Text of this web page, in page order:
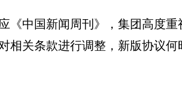
中国新闻周刊》，集团高度重
相关条款进行调整，新版协议